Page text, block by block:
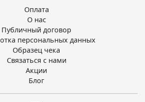
Оплата
О нас
Публичный договор
персональных данных
Образец чека
Связаться с нами
Акции
Блог